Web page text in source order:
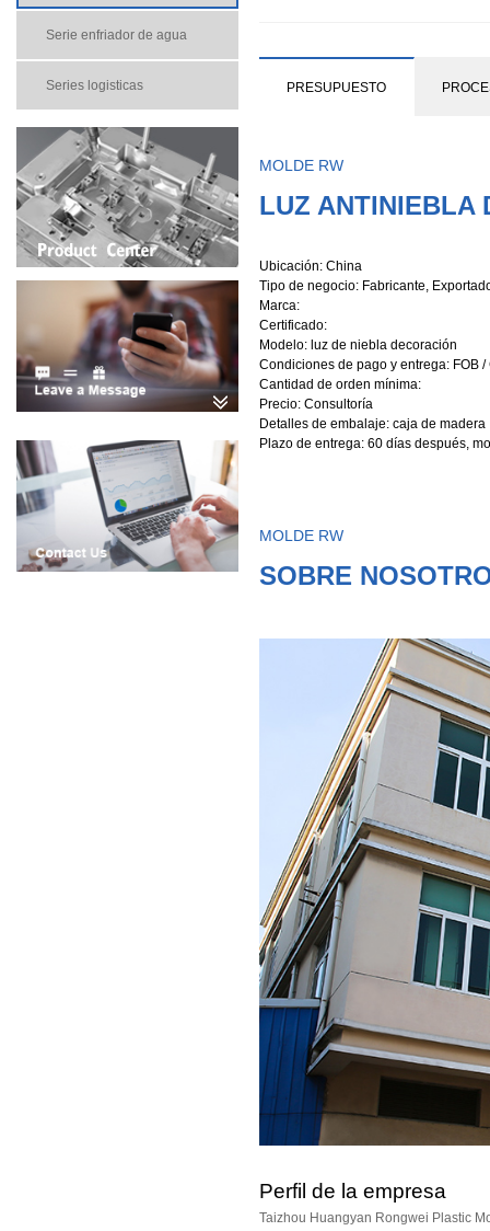
Serie enfriador de agua
Series logisticas PRESUPUESTO
MOLDE RW
LUZ ANTINIEBLA
Ubicación: China
Tipo de negocio: Fabricante,
Marca:
Certificado:
Modelo: luz de niebla decoración
Condiciones de pago y entrega: FOB /
Cantidad de orden mínima:
Precio: Consultoría
Detalles de embalaje: caja de madera
Plazo de entrega: 60 días después,
MOLDE RW
SOBRE
Perfil de la empresa
Taizhou Huangyan Rongwei Plastic